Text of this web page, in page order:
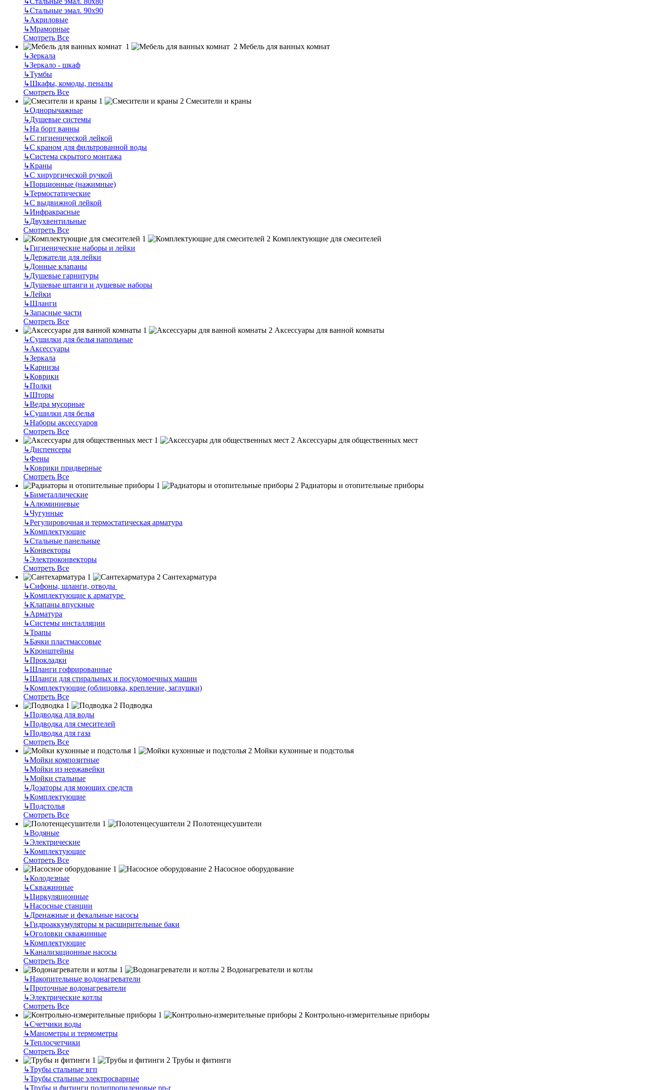
↳Стальные эмал. 90х90
↳Акриловые
↳Мраморные
Смотреть Все
Мебель для ванных комнат
↳Зеркала
↳Зеркало - шкаф
↳Тумбы
↳Шкафы, комоды, пеналы
Смотреть Все
Смесители и краны
↳Однорычажные
↳Душевые системы
↳На борт ванны
↳С гигиенической лейкой
↳С краном для фильтрованной воды
↳Система скрытого монтажа
↳Краны
↳С хирургической ручкой
↳Порционные (нажимные)
↳Термостатические
↳С выдвижной лейкой
↳Инфракрасные
↳Двухвентильные
Смотреть Все
Комплектующие для смесителей
↳Гигиенические наборы и лейки
↳Держатели для лейки
↳Донные клапаны
↳Душевые гарнитуры
↳Душевые штанги и душевые наборы
↳Лейки
↳Шланги
↳Запасные части
Смотреть Все
Аксессуары для ванной комнаты
↳Сушилки для белья напольные
↳Аксессуары
↳Зеркала
↳Карнизы
↳Коврики
↳Полки
↳Шторы
↳Ведра мусорные
↳Сушилки для белья
↳Наборы аксессуаров
Смотреть Все
Аксессуары для общественных мест
↳Диспенсеры
↳Фены
↳Коврики придверные
Смотреть Все
Радиаторы и отопительные приборы
↳Биметаллические
↳Алюминиевые
↳Чугунные
↳Регулировочная и термостатическая арматура
↳Комплектующие
↳Стальные панельные
↳Конвекторы
↳Электроконвекторы
Смотреть Все
Сантехарматура
↳Сифоны, шланги, отводы
↳Комплектующие к арматуре
↳Клапаны впускные
↳Арматура
↳Системы инсталляции
↳Трапы
↳Бачки пластмассовые
↳Кронштейны
↳Прокладки
↳Шланги гофрированные
↳Шланги для стиральных и посудомоечных машин
↳Комплектующие (облицовка, крепление, заглушки)
Смотреть Все
Подводка
↳Подводка для воды
↳Подводка для смесителей
↳Подводка для газа
Смотреть Все
Мойки кухонные и подстолья
↳Мойки композитные
↳Мойки из нержавейки
↳Мойки стальные
↳Дозаторы для моющих средств
↳Комплектующие
↳Подстолья
Смотреть Все
Полотенцесушители
↳Водяные
↳Электрические
↳Комплектующие
Смотреть Все
Насосное оборудование
↳Колодезные
↳Скважинные
↳Циркуляционные
↳Насосные станции
↳Дренажные и фекальные насосы
↳Гидроаккумуляторы м расширительные баки
↳Оголовки скважинные
↳Комплектующие
↳Канализационные насосы
Смотреть Все
Водонагреватели и котлы
↳Накопительные водонагреватели
↳Проточные водонагреватели
↳Электрические котлы
Смотреть Все
Контрольно-измерительные приборы
↳Счетчики воды
↳Манометры и термометры
↳Теплосчетчики
Смотреть Все
Трубы и фитинги
↳Трубы стальные вгп
↳Трубы стальные электросварные
↳Трубы и фитинги полипропиленовые pp-r